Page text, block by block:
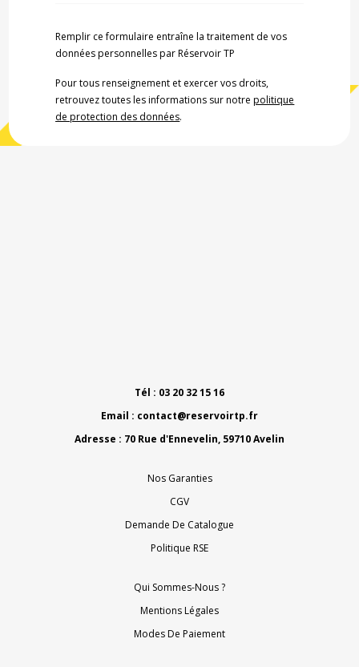
Remplir ce formulaire entraîne la traitement de vos
données personnelles par Réservoir TP
Pour tous renseignement et exercer vos droits,
retrouvez toutes les informations sur notrepolitique
de protection des données.
Tél : 03 20 32 15 16
Email : contact@reservoirtp.fr
Adresse : 70 Rue d'Ennevelin, 59710 Avelin
Nos Garanties
CGV
Demande De Catalogue
Politique RSE
Qui Sommes-Nous ?
Mentions Légales
Modes De Paiement